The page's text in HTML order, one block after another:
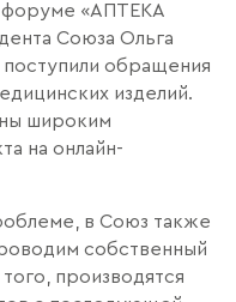
форуме «АПТЕКА
Союза Ольга
обращения
изделий.
широким
на онлайн-
в Союз также
собственный
производятся